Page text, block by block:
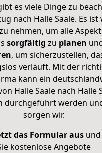
es viele Dinge zu
nach Halle Saale. Es ist
nehmen, um alle
sorgfältig zu planen
, um sicherzustellen,
verläuft. Mit der
kann ein
Halle Saale nach Halle
durchgeführt werden
sorgen wir.
das Formular ausund
kostenlose Angebote